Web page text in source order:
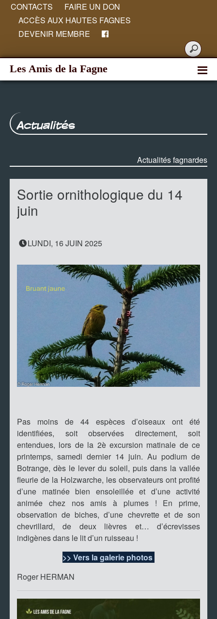
CONTACTS
FAIRE UN DON
ACCÈS AUX HAUTES FAGNES
DEVENIR MEMBRE
Les Amis de la Fagne
Actualités
Actualités fagnardes
Sortie ornithologique du 14
juin
LUNDI, 16 JUIN 2025
Pas moins de 44 espèces d’oiseaux ont été
identifiées, soit observées directement, soit
entendues, lors de la 2è excursion matinale de ce
printemps, samedi dernier 14 juin. Au podium de
Botrange, dès le lever du soleil, puis dans la vallée
fleurie de la Holzwarche, les observateurs ont profité
d’une matinée bien ensoleillée et d’une activité
animée chez nos amis à plumes ! En prime,
observation de biches, d’une chevrette et de son
chevrillard, de deux lièvres et… d’écrevisses
indigènes dans le lit d’un ruisseau !
>> Vers la galerie photos
Roger HERMAN